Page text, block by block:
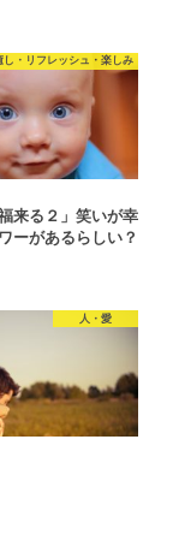
し・リフレッシュ・楽しみ
来る２」笑いが幸
ーがあるらしい？
人・愛